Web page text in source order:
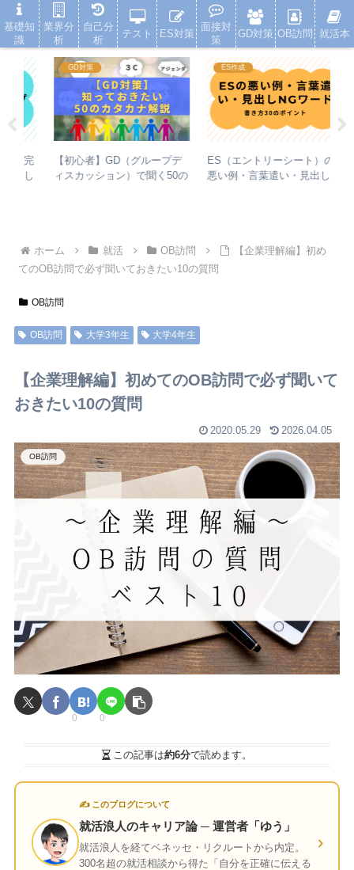
就活浪人した経験が、キャリアを変えた
GD対策
【初心者】GD（グループデ
ィスカッション）で聞く50の
ES作成
ES（エントリーシート）の
悪い例・言葉遣い・見出し
ホーム 就活 OB訪問
【企業理解編】初め
てのOB訪問で必ず聞いておきたい10の質問
OB訪問
OB訪問 大学3年生 大学4年生
【企業理解編】初めてのOB訪問で必ず聞いて
おきたい10の質問
2020.05.29 2026.04.05
OB訪問
0 0
この記事は約6分で読めます。
✍ このブログについて
就活浪人のキャリア論 ─ 運営者「ゆう」
就活浪人を経てベネッセ・リクルートから内定。
300名超の就活相談から得た「自分を正確に伝える
›
基礎知
識
業界分
析
自己分
析
テスト ES対策
面接対
策
GD対策 OB訪問 就活本